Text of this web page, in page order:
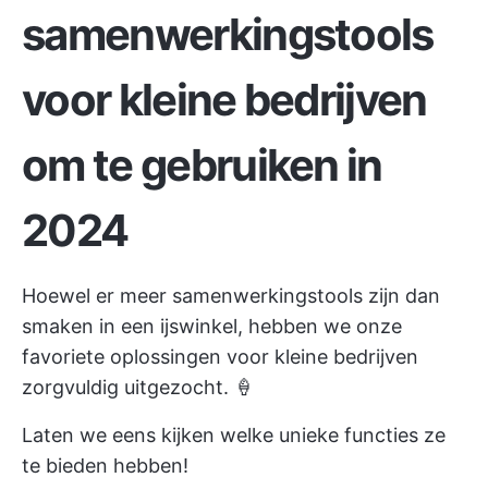
samenwerkingstools
voor kleine bedrijven
om te gebruiken in
2024
Hoewel er meer samenwerkingstools zijn dan
smaken in een ijswinkel, hebben we onze
favoriete oplossingen voor kleine bedrijven
zorgvuldig uitgezocht. 🍦
Laten we eens kijken welke unieke functies ze
te bieden hebben!